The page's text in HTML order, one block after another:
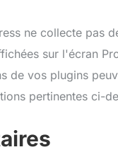
ne collecte pas
sur l'écran
de vos plugins
pertinentes ci-